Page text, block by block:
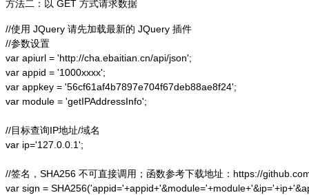
方法二：以 GET 方式请求数据
//使用 JQuery 请先加载最新的 JQuery 插件
//参数设置
var apiurl = 'http://cha.ebaitian.cn/api/json';
var appid = '1000xxxx';
var appkey = '56cf61af4b7897e704f67deb88ae8f24';
var module = 'getIPAddressInfo';
//目标查询IP地址/域名
var ip='127.0.0.1';
//签名，SHA256 不可直接调用；函数参考下载地址：https://
var sign =